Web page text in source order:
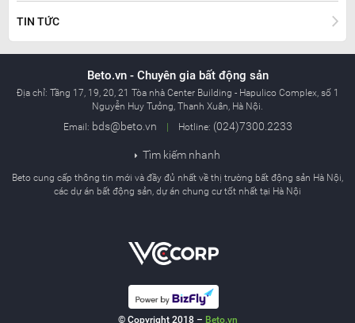
TIN TỨC
Beto.vn - Chuyên gia bất động sản
Địa chỉ: Tầng 17, 19, 20, 21 Tòa nhà Center Building - Hapulico Complex, số 1
Nguyễn Huy Tưởng, Thanh Xuân, Hà Nội.
Email: bds@beto.vn Hotline: (024)7300.2233
 Tìm kiếm nhanh
Beto cung cấp thông tin mới và đầy đủ nhất về thị trường bất động sản Hà Nội,
các dự án bất động sản, dự án chung cư tốt nhất tại Hà Nội
© Copyright 2018 – Beto.vn